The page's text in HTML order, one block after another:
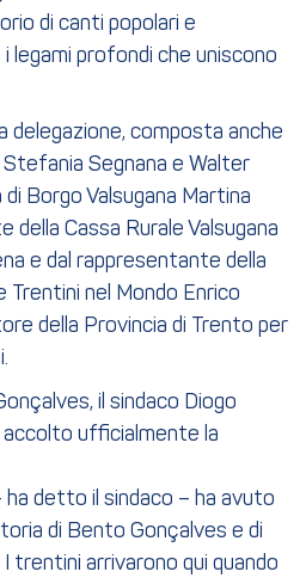
di canti popolari e
legami profondi che uniscono
delegazione, composta anche
Stefania Segnana e Walter
di Borgo Valsugana Martina
della Cassa Rurale Valsugana
e dal rappresentante della
Trentini nel Mondo Enrico
della Provincia di Trento per
il sindaco Diogo
accolto ufficialmente la
detto il sindaco – ha avuto
di Bento Gonçalves e di
trentini arrivarono qui quando